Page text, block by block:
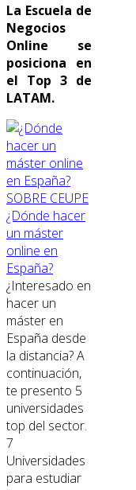
La Escuela de
Negocios
Online se
posiciona en
el Top 3 de
LATAM.
SOBRE CEUPE
¿Dónde hacer
un máster
online en
España?
¿Interesado en
hacer un
máster en
España desde
la distancia? A
continuación,
te presento 5
universidades
top del sector.
7
Universidades
para estudiar